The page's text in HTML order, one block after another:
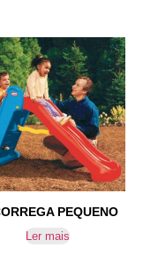
PEQUENO
Ler mais